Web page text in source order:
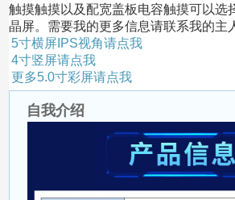
触摸触摸以及配宽盖板电容触摸可以选
晶屏。需要我的更多信息请联系我的主
5寸横屏IPS视角请点我
4寸竖屏请点我
更多5.0寸彩屏请点我
自我介绍